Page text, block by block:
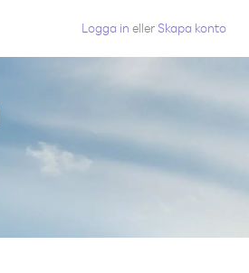
Logga in eller Skapa konto